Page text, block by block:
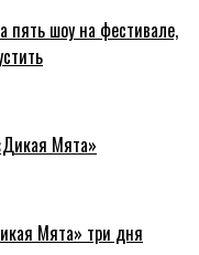
пять шоу на фестивале,
Мята»
Мята» три дня